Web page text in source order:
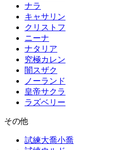
ナラ
キャサリン
クリストフ
ニーナ
ナタリア
究極カレン
闇スザク
ノーランド
皇帝サクラ
ラズベリー
その他
試練大喬小喬